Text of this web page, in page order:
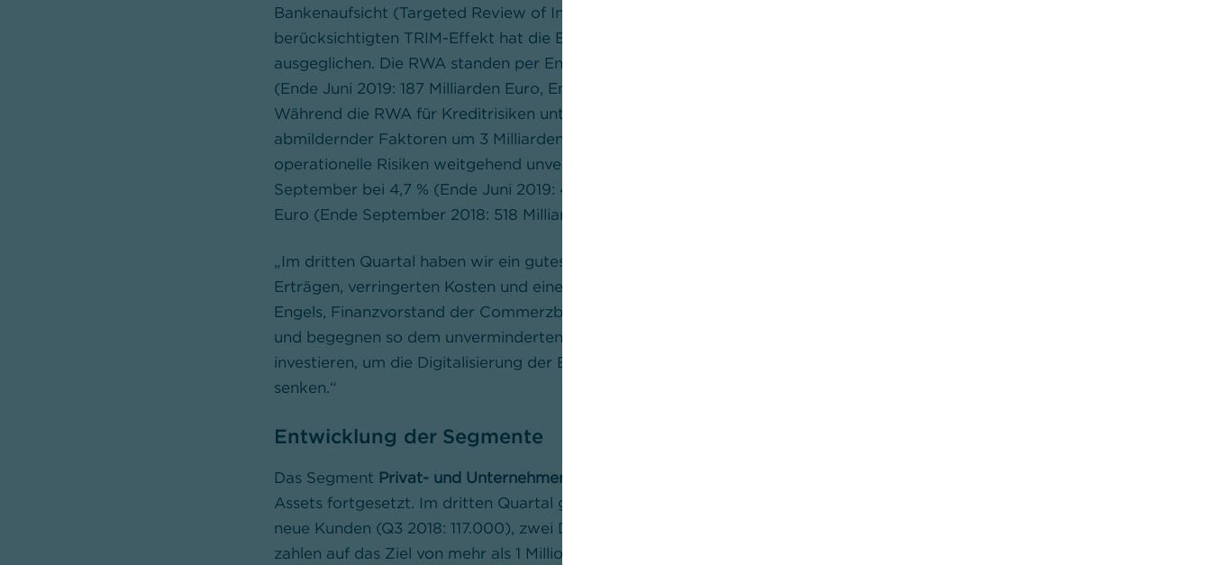
Bankenaufsicht (Targeted Review of Internal Models, TRIM). Den im dritten Quartal
berücksichtigten TRIM-Effekt hat die Bank durch Kapitalaufbau fast vollständig
ausgeglichen. Die RWA standen per Ende September bei insgesamt 189 Milliarden Euro
(Ende Juni 2019: 187 Milliarden Euro, Ende September 2018: 178 Milliarden Euro).
Während die RWA für Kreditrisiken unter Berücksichtigung genannter TRIM-Effekte und
abmildernder Faktoren um 3 Milliarden Euro stiegen, blieben die RWA für Markt- und
operationelle Risiken weitgehend unverändert. Die
September bei 4,7 % (Ende Juni 2019: 4,5 %). Die
Euro (Ende September 2018: 518 Milliarden Euro).
„Im dritten Quartal haben wir ein gutes Ergebnis erzielt. Das lag vor allem an höheren
Erträgen, verringerten Kosten und einem niedrigen Risikoergebnis“, sagte Stephan
Engels, Finanzvorstand der Commerzbank. „Wir wachsen weiter bei Kunden und Assets
und begegnen so dem unverminderten Margendruck. Jetzt geht es darum kräftig zu
investieren, um die Digitalisierung der Bank voranzutreiben und unsere Kosten weiter zu
senken.“
Entwicklung der Segmente
Das Segment Privat- und Unternehmerkunden
Assets fortgesetzt. Im dritten Quartal gewann die Bank in Deutschland netto 141.000
neue Kunden (Q3 2018: 117.000), zwei Drittel davon in der Filialbank. Diese Neukunden
zahlen auf das Ziel von mehr als 1 Million Neukunden bis 2023 ein. Die Kredit- und